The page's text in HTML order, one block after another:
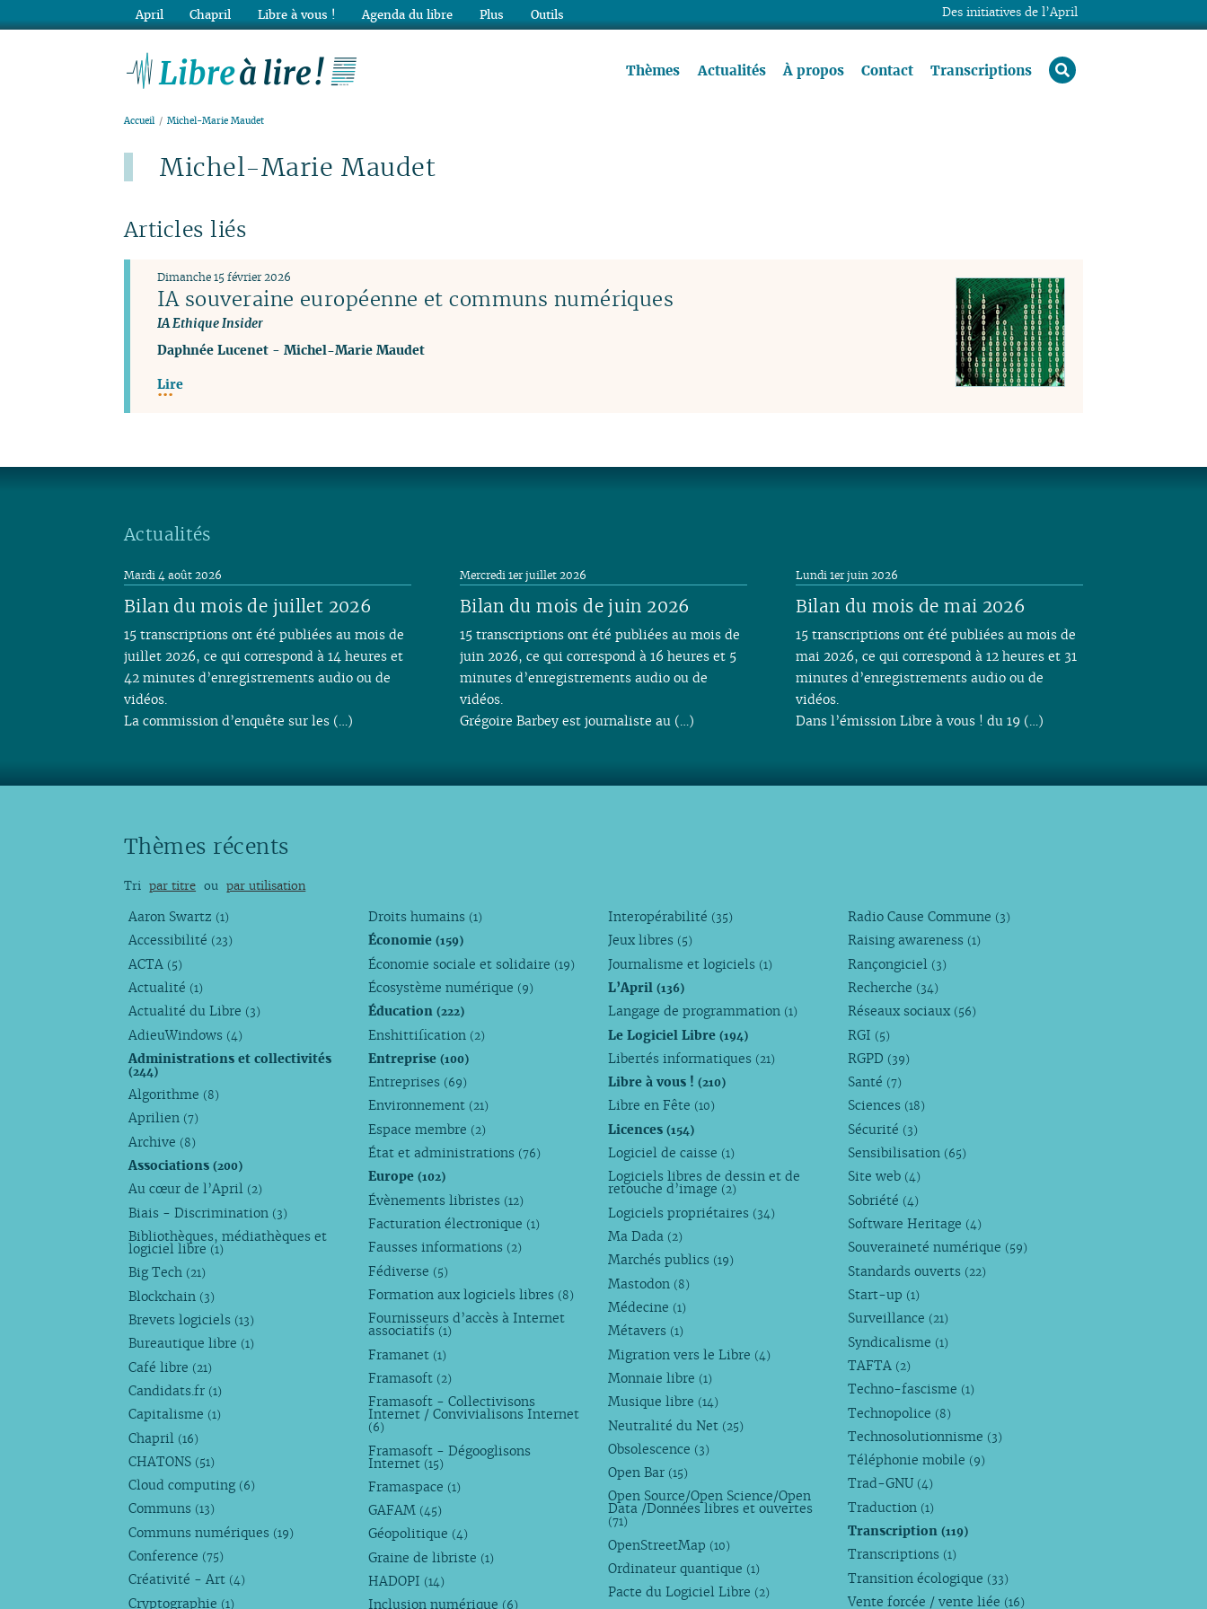
Thèmes Actualités À propos Contact Transcriptions rechercher
Accueil Michel-Marie Maudet
Michel-Marie Maudet
Articles liés
IA souveraine européenne et communs numériques
IA Ethique Insider
Dimanche 15 février 2026
Daphnée Lucenet- Michel-Marie Maudet
Lire
Actualités
Bilan du mois de juillet 2026
Mardi 4 août 2026
15 transcriptions ont été publiées au mois de
juillet 2026, ce qui correspond à 14 heures et
42 minutes d’enregistrements audio ou de
vidéos.
La commission d’enquête sur les (…)
Bilan du mois de juin 2026
Mercredi 1er juillet 2026
15 transcriptions ont été publiées au mois de
juin 2026, ce qui correspond à 16 heures et 5
minutes d’enregistrements audio ou de
vidéos.
Grégoire Barbey est journaliste au (…)
Bilan du mois de mai 2026
Lundi 1er juin 2026
15 transcriptions ont été publiées au mois de
mai 2026, ce qui correspond à 12 heures et 31
minutes d’enregistrements audio ou de
vidéos.
Dans l’émission Libre à vous ! du 19 (…)
Thèmes récents
Tri par titre ou par utilisation
Aaron Swartz (1)
Accessibilité (23)
ACTA (5)
Actualité (1)
Actualité du Libre (3)
AdieuWindows (4)
Administrations et collectivités
(244)
Algorithme (8)
Aprilien (7)
Archive (8)
Associations(200)
Au cœur de l’April (2)
Biais - Discrimination (3)
Bibliothèques, médiathèques et
logiciel libre (1)
Big Tech (21)
Blockchain (3)
Brevets logiciels (13)
Bureautique libre (1)
Café libre (21)
Candidats.fr (1)
Capitalisme (1)
Chapril (16)
CHATONS (51)
Cloud computing (6)
Communs (13)
Communs numériques (19)
Conference (75)
Créativité - Art (4)
Cryptographie (1)
Droits humains (1)
Économie(159)
Économie sociale et solidaire (19)
Écosystème numérique (9)
Éducation(222)
Enshittification (2)
Entreprise(100)
Entreprises (69)
Environnement (21)
Espace membre (2)
État et administrations (76)
Europe(102)
Évènements libristes (12)
Facturation électronique (1)
Fausses informations (2)
Fédiverse (5)
Formation aux logiciels libres (8)
Fournisseurs d’accès à Internet
associatifs (1)
Framanet (1)
Framasoft (2)
Framasoft - Collectivisons
Internet / Convivialisons Internet
(6)
Framasoft - Dégooglisons
Internet (15)
Framaspace (1)
GAFAM (45)
Géopolitique (4)
Graine de libriste (1)
HADOPI (14)
Inclusion numérique (6)
Interopérabilité (35)
Jeux libres (5)
Journalisme et logiciels (1)
L’April(136)
Langage de programmation (1)
Le Logiciel Libre(194)
Libertés informatiques (21)
Libre à vous !(210)
Libre en Fête (10)
Licences(154)
Logiciel de caisse (1)
Logiciels libres de dessin et de
retouche d’image (2)
Logiciels propriétaires (34)
Ma Dada (2)
Marchés publics (19)
Mastodon (8)
Médecine (1)
Métavers (1)
Migration vers le Libre (4)
Monnaie libre (1)
Musique libre (14)
Neutralité du Net (25)
Obsolescence (3)
Open Bar (15)
Open Source/Open Science/Open
Data /Données libres et ouvertes
(71)
OpenStreetMap (10)
Ordinateur quantique (1)
Pacte du Logiciel Libre (2)
Radio Cause Commune (3)
Raising awareness (1)
Rançongiciel (3)
Recherche (34)
Réseaux sociaux (56)
RGI (5)
RGPD (39)
Santé (7)
Sciences (18)
Sécurité (3)
Sensibilisation (65)
Site web (4)
Sobriété (4)
Software Heritage (4)
Souveraineté numérique (59)
Standards ouverts (22)
Start-up (1)
Surveillance (21)
Syndicalisme (1)
TAFTA (2)
Techno-fascisme (1)
Technopolice (8)
Technosolutionnisme (3)
Téléphonie mobile (9)
Trad-GNU (4)
Traduction (1)
Transcription(119)
Transcriptions (1)
Transition écologique (33)
Vente forcée / vente liée (16)
Des initiatives de l’April
April Chapril Libre à vous ! Agenda du libre Plus Outils